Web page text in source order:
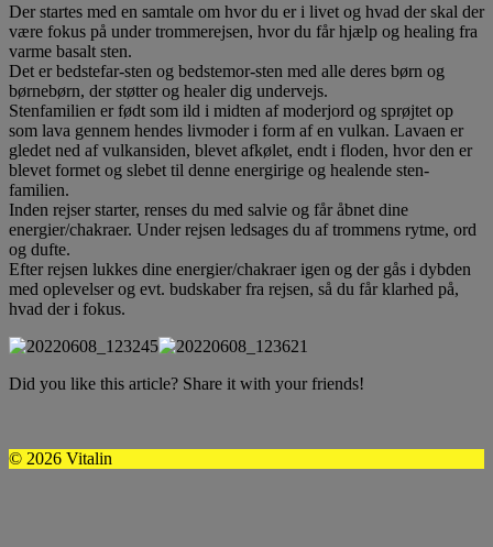
Der startes med en samtale om hvor du er i livet og hvad der skal der
være fokus på under trommerejsen, hvor du får hjælp og healing fra
varme basalt sten.
Det er bedstefar-sten og bedstemor-sten med alle deres børn og
børnebørn, der støtter og healer dig undervejs.
Stenfamilien er født som ild i midten af moderjord og sprøjtet op
som lava gennem hendes livmoder i form af en vulkan. Lavaen er
gledet ned af vulkansiden, blevet afkølet, endt i floden, hvor den er
blevet formet og slebet til denne energirige og healende sten-
familien.
Inden rejser starter, renses du med salvie og får åbnet dine
energier/chakraer. Under rejsen ledsages du af trommens rytme, ord
og dufte.
Efter rejsen lukkes dine energier/chakraer igen og der gås i dybden
med oplevelser og evt. budskaber fra rejsen, så du får klarhed på,
hvad der i fokus.
Did you like this article? Share it with your friends!
© 2026 Vitalin